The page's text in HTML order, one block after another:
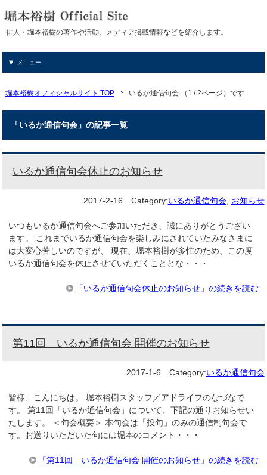
俳人・堀本裕樹の著作や活動、メディア掲載情報などを紹介します。
メニュー
堀本裕樹オフィシャルサイト TOP いるか通信句会 （1 / 2ページ）です
「いるか通信句会」の記事一覧
いるか通信句会休止のお知らせ
2017-2-16 Category:いるか通信句会, お知らせ
いつもいるか通信句会へご参加いただき、誠にありがとうござい
ます。 これまでいるか通信句会を楽しみにされていたみなさまに
は大変心苦しいのですが、 現在、堀本裕樹が多忙のため、この度
いるか通信句会を休止させていただくこととな・・・
「いるか通信句会休止のお知らせ」の続きを読む
第11回 いるか通信句会 開催のお知らせ
2017-1-6 Category:いるか通信句会
皆様、こんにちは。 堀本裕樹スタッフ／アドライフのなづなで
す。 第11回「いるか通信句会」について、下記の通りお知らせい
たします。 ＜句会概要＞ 本句会は「投句」のみの通信制句会で
す。お送りいただいた句には堀本のコメント・・・
「第11回 いるか通信句会 開催のお知らせ」の続きを読む